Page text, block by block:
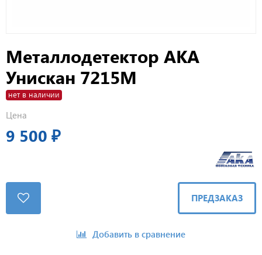
Металлодетектор АКА
Унискан 7215М
нет в наличии
Цена
9 500 ₽
ПРЕДЗАКАЗ
Добавить в сравнение